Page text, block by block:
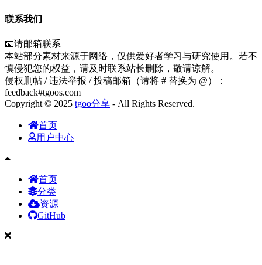
联系我们
📧请邮箱联系
本站部分素材来源于网络，仅供爱好者学习与研究使用。若不
慎侵犯您的权益，请及时联系站长删除，敬请谅解。
侵权删帖 / 违法举报 / 投稿邮箱（请将 # 替换为 @）：
feedback#tgoos.com
Copyright © 2025 tgoo分享 - All Rights Reserved.
首页
用户中心
首页
分类
资源
GitHub